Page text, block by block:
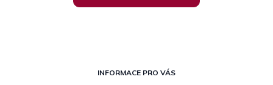
INFORMACE PRO VÁS